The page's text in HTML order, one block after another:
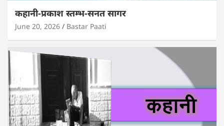
कहानी-प्रकाश स्तम्भ-सनत सागर
June 20, 2026 Bastar Paati